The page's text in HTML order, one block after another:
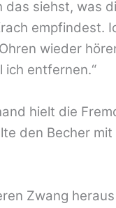
das siehst, was
empfindest.
wieder
ich entfernen.“
hielt die
den Becher
Zwang